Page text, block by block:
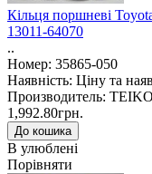
Кільця поршневі
13011-64070
..
Номер: 35865-050
Наявність: Ціну та
Производитель:
1,992.80грн.
В улюблені
Порівняти